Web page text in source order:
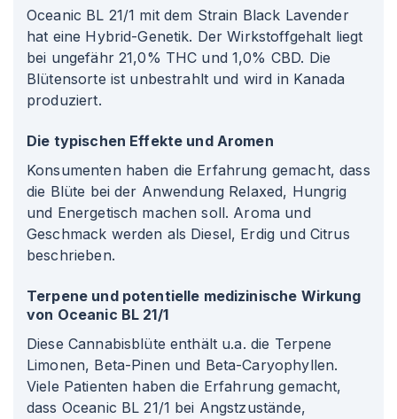
Oceanic BL 21/1 mit dem Strain Black Lavender
hat eine Hybrid-Genetik. Der Wirkstoffgehalt liegt
bei ungefähr 21,0% THC und 1,0% CBD. Die
Blütensorte ist unbestrahlt und wird in Kanada
produziert.
Die typischen Effekte und Aromen
Konsumenten haben die Erfahrung gemacht, dass
die Blüte bei der Anwendung Relaxed, Hungrig
und Energetisch machen soll. Aroma und
Geschmack werden als Diesel, Erdig und Citrus
beschrieben.
Terpene und potentielle medizinische Wirkung
von Oceanic BL 21/1
Diese Cannabisblüte enthält u.a. die Terpene
Limonen, Beta-Pinen und Beta-Caryophyllen.
Viele Patienten haben die Erfahrung gemacht,
dass Oceanic BL 21/1 bei Angstzustände,